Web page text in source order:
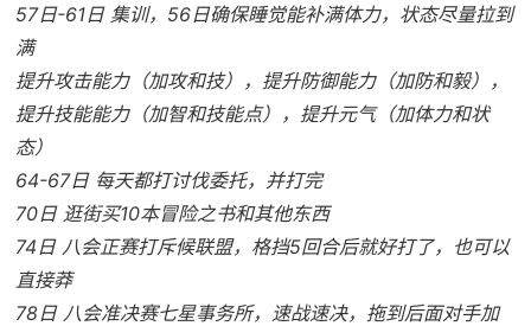
57日-61日 集训，56日确保睡觉能补满体力，状态尽量拉到
满
提升攻击能力（加攻和技），提升防御能力（加防和毅），
提升技能能力（加智和技能点），提升元气（加体力和状
态）
64-67日 每天都打讨伐委托，并打完
70日 逛街买10本冒险之书和其他东西
74日 八会正赛打斥候联盟，格挡5回合后就好打了，也可以
直接莽
78日 八会准决赛七星事务所，速战速决，拖到后面对手加